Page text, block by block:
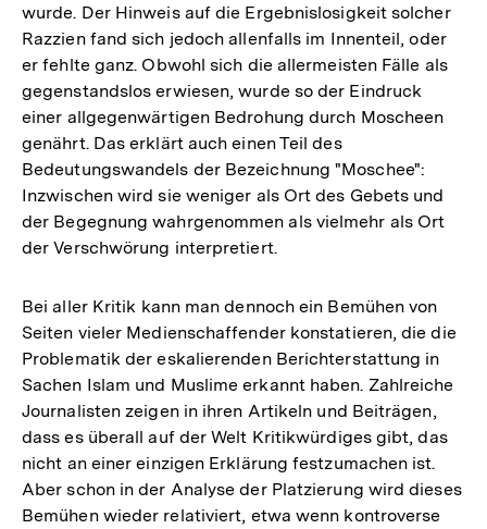
wurde. Der Hinweis auf die Ergebnislosigkeit solcher
Razzien fand sich jedoch allenfalls im Innenteil, oder
er fehlte ganz. Obwohl sich die allermeisten Fälle als
gegenstandslos erwiesen, wurde so der Eindruck
einer allgegenwärtigen Bedrohung durch Moscheen
genährt. Das erklärt auch einen Teil des
Bedeutungswandels der Bezeichnung "Moschee":
Inzwischen wird sie weniger als Ort des Gebets und
der Begegnung wahrgenommen als vielmehr als Ort
der Verschwörung interpretiert.
Bei aller Kritik kann man dennoch ein Bemühen von
Seiten vieler Medienschaffender konstatieren, die die
Problematik der eskalierenden Berichterstattung in
Sachen Islam und Muslime erkannt haben. Zahlreiche
Journalisten zeigen in ihren Artikeln und Beiträgen,
dass es überall auf der Welt Kritikwürdiges gibt, das
nicht an einer einzigen Erklärung festzumachen ist.
Aber schon in der Analyse der Platzierung wird dieses
Bemühen wieder relativiert, etwa wenn kontroverse